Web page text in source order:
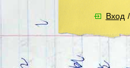
Вход /